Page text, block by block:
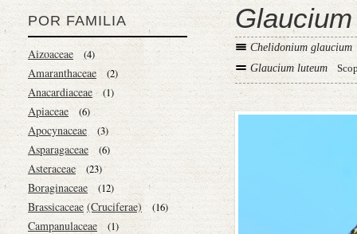
POR FAMILIA
Aizoaceae (4)
Amaranthaceae (2)
Anacardiaceae (1)
Apiaceae (6)
Apocynaceae (3)
Asparagaceae (6)
Asteraceae (23)
Boraginaceae (12)
Brassicaceae (Cruciferae) (16)
Campanulaceae (1)
Chelidonium glaucium
Glaucium luteum